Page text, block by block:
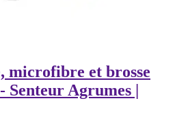
microfibre et brosse
Agrumes |